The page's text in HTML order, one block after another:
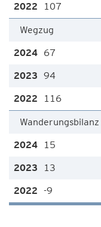
107
Wegzug
67
94
116
Wanderungsbilanz
15
13
-9